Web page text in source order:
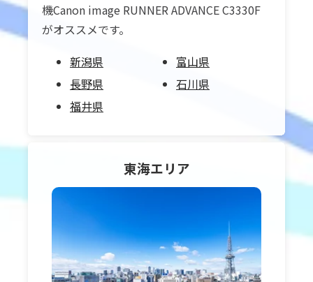
機Canon image RUNNER ADVANCE C3330F
がオススメです。
新潟県
長野県
福井県
富山県
石川県
東海エリア